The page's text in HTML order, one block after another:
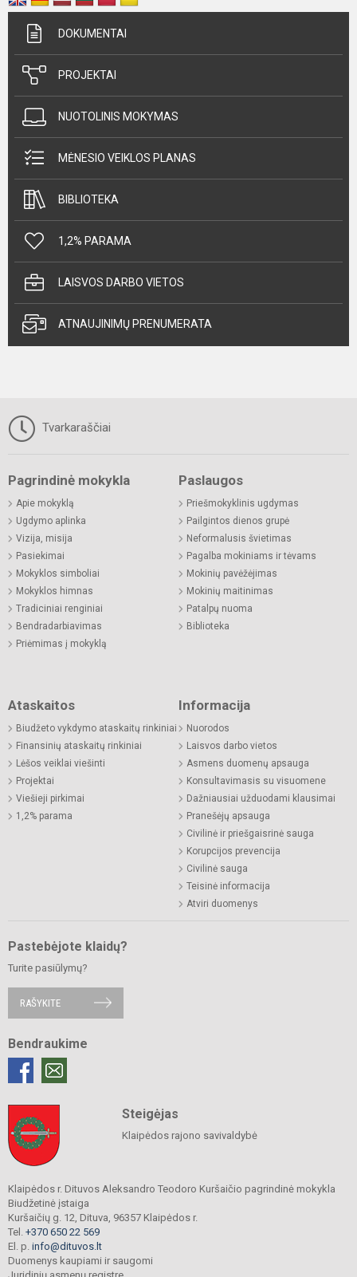
DOKUMENTAI
PROJEKTAI
NUOTOLINIS MOKYMAS
MĖNESIO VEIKLOS PLANAS
BIBLIOTEKA
1,2% PARAMA
LAISVOS DARBO VIETOS
ATNAUJINIMŲ PRENUMERATA
Tvarkaraščiai
Pagrindinė mokykla
Apie mokyklą
Ugdymo aplinka
Vizija, misija
Pasiekimai
Mokyklos simboliai
Mokyklos himnas
Tradiciniai renginiai
Bendradarbiavimas
Priėmimas į mokyklą
Paslaugos
Priešmokyklinis ugdymas
Pailgintos dienos grupė
Neformalusis švietimas
Pagalba mokiniams ir tėvams
Mokinių pavėžėjimas
Mokinių maitinimas
Patalpų nuoma
Biblioteka
Ataskaitos
Biudžeto vykdymo ataskaitų rinkiniai
Finansinių ataskaitų rinkiniai
Lėšos veiklai viešinti
Projektai
Viešieji pirkimai
1,2% parama
Informacija
Nuorodos
Laisvos darbo vietos
Asmens duomenų apsauga
Konsultavimasis su visuomene
Dažniausiai užduodami klausimai
Pranešėjų apsauga
Civilinė ir priešgaisrinė sauga
Korupcijos prevencija
Civilinė sauga
Teisinė informacija
Atviri duomenys
Pastebėjote klaidų?
Turite pasiūlymų?
RAŠYKITE
Bendraukime
Steigėjas
Klaipėdos rajono savivaldybė
Klaipėdos r. Dituvos Aleksandro Teodoro Kuršaičio pagrindinė mokykla
Biudžetinė įstaiga
Kuršaičių g. 12, Dituva, 96357 Klaipėdos r.
Tel. +370 650 22 569
El. p. info@dituvos.lt
Duomenys kaupiami ir saugomi